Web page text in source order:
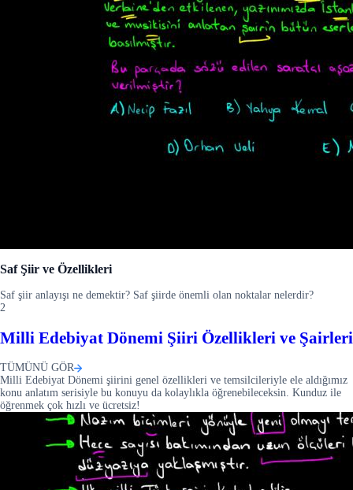
Saf Şiir ve Özellikleri
Saf şiir anlayışı ne demektir? Saf şiirde önemli olan noktalar nelerdir?
2
Milli Edebiyat Dönemi Şiiri Özellikleri ve Şairleri
TÜMÜNÜ GÖR
Milli Edebiyat Dönemi şiirini genel özellikleri ve temsilcileriyle ele aldığımız
konu anlatım serisiyle bu konuyu da kolaylıkla öğrenebileceksin. Kunduz ile
öğrenmek çok hızlı ve ücretsiz!